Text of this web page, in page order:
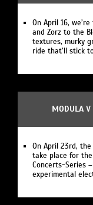
On April 16,
and Zorz to the
textures, murky
ride that’ll stick
MODULA V
On April 23rd,
take place for
Concerts-Series
experimental